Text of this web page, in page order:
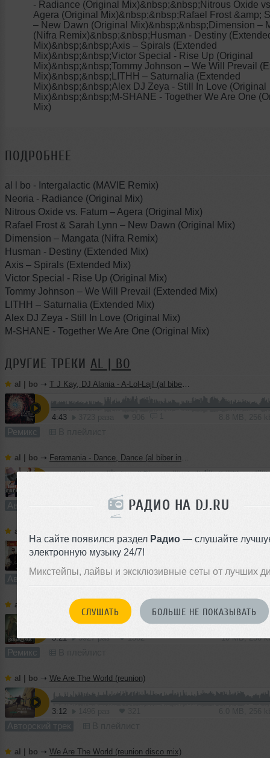
РАДИО НА DJ.RU
На сайте появился раздел Радио — слушайте
электронную музыку 24/7!
Микстейпы, лайвы и эксклюзивные сеты от лучших
СЛУШАТЬ БОЛЬШЕ НЕ ПОКАЗЫВАТЬ
- Radiance (Original Mix)&nbsp;&nbsp;Nitrous Oxide
Agera (Original Mix)&nbsp;&nbsp;Rafael Frost &amp;
– New Dawn (Original Mix)&nbsp;&nbsp;Dimension –
(Nifra Remix)&nbsp;&nbsp;Husman - Destiny
Mix)&nbsp;&nbsp;Axis – Spirals (Extended
Mix)&nbsp;&nbsp;Victor Special - Rise Up (Original
Mix)&nbsp;&nbsp;Tommy Johnson – We Will Prevail
Mix)&nbsp;&nbsp;LITHH – Saturnalia (Extended
Mix)&nbsp;&nbsp;Alex DJ Zeya - Still In Love (Original
Mix)&nbsp;&nbsp;M-SHANE - Together We Are One
Mix)
ПОДРОБНЕЕ
al l bo - Intergalactic (MAVIE Remix)
Neoria - Radiance (Original Mix)
Nitrous Oxide vs. Fatum – Agera (Original Mix)
Rafael Frost & Sarah Lynn – New Dawn (Original Mix)
Dimension – Mangata (Nifra Remix)
Husman - Destiny (Extended Mix)
Axis – Spirals (Extended Mix)
Victor Special - Rise Up (Original Mix)
Tommy Johnson – We Will Prevail (Extended Mix)
LITHH – Saturnalia (Extended Mix)
Alex DJ Zeya - Still In Love (Original Mix)
M-SHANE - Together We Are One (Original Mix)
ДРУГИЕ ТРЕКИ AL | BO
al | bo ➝ T J Kay, DJ Alania - A-Lol-Laj! (al biber remix)
4:43
Ремикс
al | bo ➝ Feramania - Dance, Dance (al biber instrumental mix)
Авторский трек В плейлист
al | bo
Авторский трек
al | bo Love Well Done (al biber remix, ft. DJ Haley)
5:21 5927 раз 1382 10 MB, 256
Ремикс
al | bo ➝ We Are The World (reunion)
3:12
Авторский трек
al | bo ➝ We Are The World (reunion disco mix)